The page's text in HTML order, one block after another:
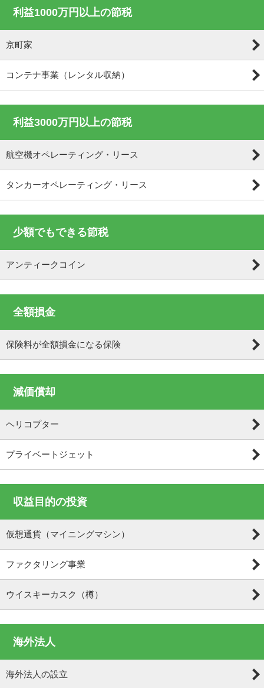
利益1000万円以上の節税
京町家
コンテナ事業（レンタル収納）
利益3000万円以上の節税
航空機オペレーティング・リース
タンカーオペレーティング・リース
少額でもできる節税
アンティークコイン
全額損金
保険料が全額損金になる保険
減価償却
ヘリコプター
プライベートジェット
収益目的の投資
仮想通貨（マイニングマシン）
ファクタリング事業
ウイスキーカスク（樽）
海外法人
海外法人の設立